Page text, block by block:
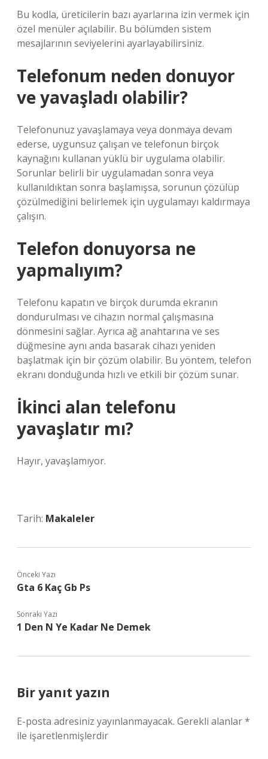
Bu kodla, üreticilerin bazı ayarlarına izin vermek için
özel menüler açılabilir. Bu bölümden sistem
mesajlarının seviyelerini ayarlayabilirsiniz.
Telefonum neden donuyor
ve yavaşladı olabilir?
Telefonunuz yavaşlamaya veya donmaya devam
ederse, uygunsuz çalışan ve telefonun birçok
kaynağını kullanan yüklü bir uygulama olabilir.
Sorunlar belirli bir uygulamadan sonra veya
kullanıldıktan sonra başlamışsa, sorunun çözülüp
çözülmediğini belirlemek için uygulamayı kaldırmaya
çalışın.
Telefon donuyorsa ne
yapmalıyım?
Telefonu kapatın ve birçok durumda ekranın
dondurulması ve cihazın normal çalışmasına
dönmesini sağlar. Ayrıca ağ anahtarına ve ses
düğmesine aynı anda basarak cihazı yeniden
başlatmak için bir çözüm olabilir. Bu yöntem, telefon
ekranı donduğunda hızlı ve etkili bir çözüm sunar.
İkinci alan telefonu
yavaşlatır mı?
Hayır, yavaşlamıyor.
Tarih: Makaleler
Önceki Yazı
Gta 6 Kaç Gb Ps
Sonraki Yazı
1 Den N Ye Kadar Ne Demek
Bir yanıt yazın
E-posta adresiniz yayınlanmayacak. Gerekli alanlar*
ile işaretlenmişlerdir